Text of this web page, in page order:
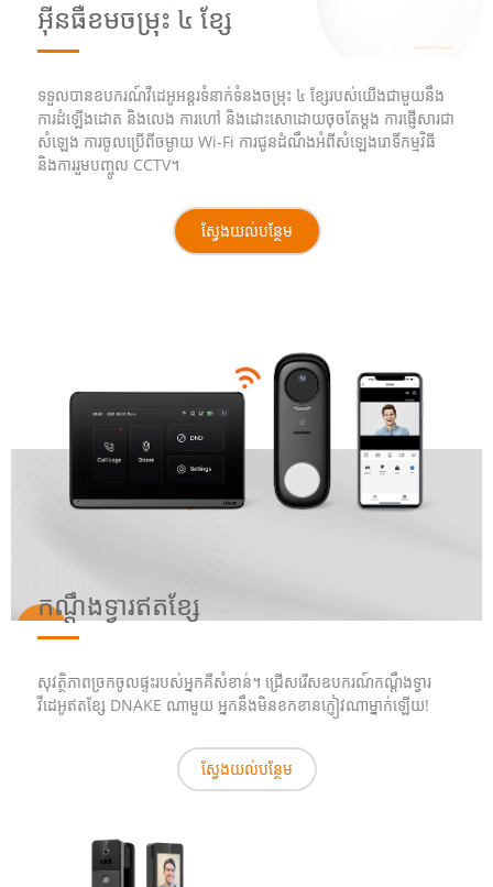
អ៊ីនធឺខមចម្រុះ ៤ ខ្សែ
ទទួលបានឧបករណ៍វីដេអូអន្តរទំនាក់ទំនងចម្រុះ ៤ ខ្សែរបស់យើងជាមួយនឹង
ការដំឡើងដោត និងលេង ការហៅ និងដោះសោដោយចុចតែម្តង ការផ្ញើសារជា
សំឡេង ការចូលប្រើពីចម្ងាយ Wi-Fi ការជូនដំណឹងអំពីសំឡេងរោទិ៍កម្មវិធី
និងការរួមបញ្ចូល CCTV។
ស្វែងយល់បន្ថែម
កណ្ដឹងទ្វារឥតខ្សែ
សុវត្ថិភាពច្រកចូលផ្ទះរបស់អ្នកគឺសំខាន់។ ជ្រើសរើសឧបករណ៍កណ្ដឹងទ្វារ
វីដេអូឥតខ្សែ DNAKE ណាមួយ អ្នកនឹងមិនខកខានភ្ញៀវណាម្នាក់ឡើយ!
ស្វែងយល់បន្ថែម